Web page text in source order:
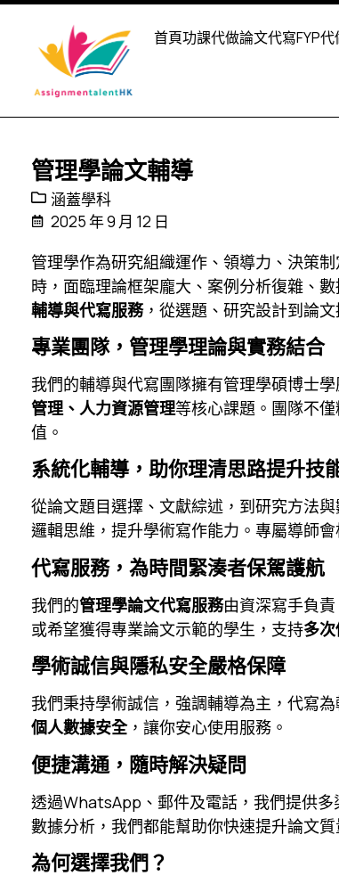
首頁功課代做論文代寫FYP代
管理學論文輔導
涵蓋學科
2025 年 9 月 12 日
管理學作為研究組織運作、領導力、決策
時，面臨理論框架龐大、案例分析復雜、
輔導與代寫服務，從選題、研究設計到論
專業團隊，管理學理論與實務結合
我們的輔導與代寫團隊擁有管理學碩博士
管理、人力資源管理等核心課題。團隊不
值。
系統化輔導，助你理清思路提升技
從論文題目選擇、文獻綜述，到研究方法
邏輯思維，提升學術寫作能力。專屬導師
代寫服務，為時間緊湊者保駕護航
我們的管理學論文代寫服務由資深寫手負
或希望獲得專業論文示範的學生，支持多
學術誠信與隱私安全嚴格保障
我們秉持學術誠信，強調輔導為主，代寫
個人數據安全，讓你安心使用服務。
便捷溝通，隨時解決疑問
透過WhatsApp、郵件及電話，我們提供
數據分析，我們都能幫助你快速提升論文
為何選擇我們？